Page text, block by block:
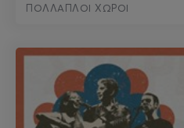
ΠΟΛΛΑΠΛΟΙ ΧΩΡΟΙ